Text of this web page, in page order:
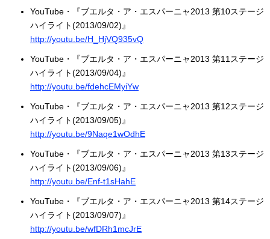
YouTube・『ブエルタ・ア・エスパーニャ2013 第10ステージ
ハイライト(2013/09/02)』
http://youtu.be/H_HjVQ935vQ
YouTube・『ブエルタ・ア・エスパーニャ2013 第11ステージ
ハイライト(2013/09/04)』
http://youtu.be/fdehcEMyiYw
YouTube・『ブエルタ・ア・エスパーニャ2013 第12ステージ
ハイライト(2013/09/05)』
http://youtu.be/9Naqe1wOdhE
YouTube・『ブエルタ・ア・エスパーニャ2013 第13ステージ
ハイライト(2013/09/06)』
http://youtu.be/Enf-t1sHahE
YouTube・『ブエルタ・ア・エスパーニャ2013 第14ステージ
ハイライト(2013/09/07)』
http://youtu.be/wfDRh1mcJrE